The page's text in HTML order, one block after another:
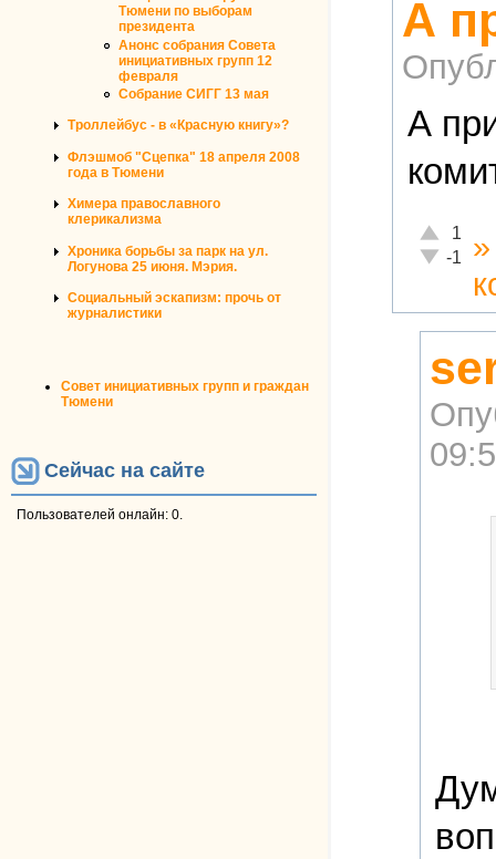
Тюмени по выборам
президента
Анонс собрания Совета
инициативных групп 12
февраля
Собрание СИГГ 13 мая
Троллейбус - в «Красную книгу»?
Флэшмоб "Сцепка" 18 апреля 2008
года в Тюмени
Химера православного
клерикализма
Хроника борьбы за парк на ул.
Логунова 25 июня. Мэрия.
Социальный эскапизм: прочь от
журналистики
Совет инициативных групп и граждан
Тюмени
Сейчас на сайте
Пользователей онлайн: 0.
А
А
Отлично!
1
-1